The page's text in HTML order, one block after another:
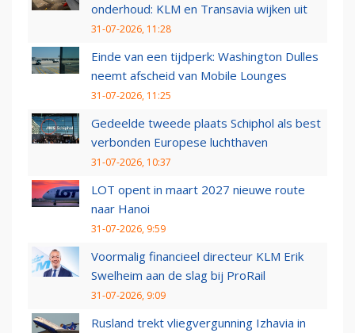
onderhoud: KLM en Transavia wijken uit
31-07-2026, 11:28
Einde van een tijdperk: Washington Dulles
neemt afscheid van Mobile Lounges
31-07-2026, 11:25
Gedeelde tweede plaats Schiphol als best
verbonden Europese luchthaven
31-07-2026, 10:37
LOT opent in maart 2027 nieuwe route
naar Hanoi
31-07-2026, 9:59
Voormalig financieel directeur KLM Erik
Swelheim aan de slag bij ProRail
31-07-2026, 9:09
Rusland trekt vliegvergunning Izhavia in